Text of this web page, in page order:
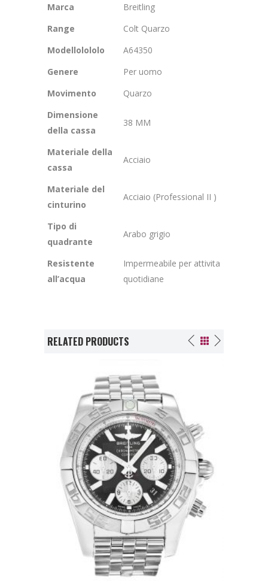
Marca
Breitling
Range
Colt Quarzo
Modellolololo
A64350
Genere
Per uomo
Movimento
Quarzo
Dimensione
della cassa
38 MM
Materiale della
cassa
Acciaio
Materiale del
cinturino
Acciaio (Professional II )
Tipo di
quadrante
Arabo grigio
Resistente
all’acqua
Impermeabile per attivita
quotidiane
RELATED PRODUCTS